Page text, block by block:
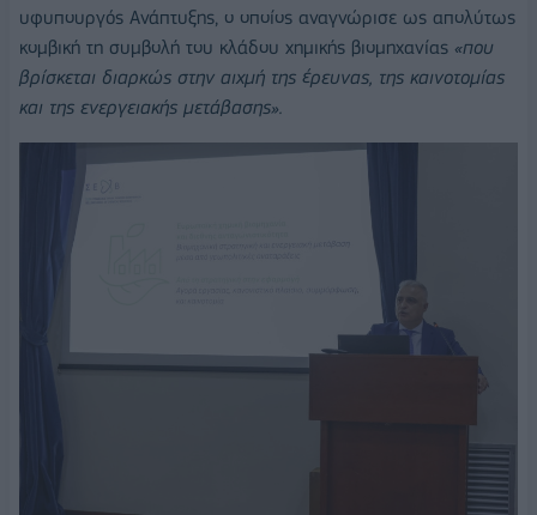
υφυπουργός Ανάπτυξης, ο οποίος αναγνώρισε ως απολύτως
κομβική τη συμβολή του κλάδου χημικής βιομηχανίας «που
βρίσκεται διαρκώς στην αιχμή της έρευνας, της καινοτομίας
και της ενεργειακής μετάβασης».